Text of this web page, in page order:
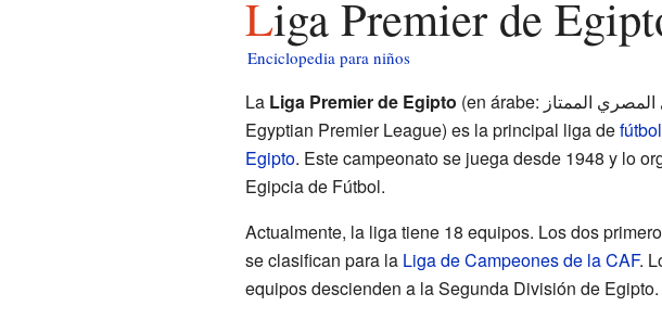
Liga Premier de
Enciclopedia para niños
La Liga Premier de Egipto (en árabe: الدوري المصري الممتاز; en inglés:
Egyptian Premier League) es la principal liga defútbol
Egipto. Este campeonato se juega desde 1948 y lo
Egipcia de Fútbol.
Actualmente, la liga tiene 18 equipos. Los dos
se clasifican para la Liga de Campeones de la CAF.
equipos descienden a la Segunda División de Egipto.